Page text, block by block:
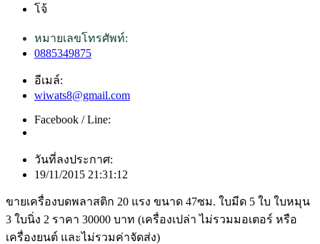
โจ้
หมายเลขโทรศัพท์:
0885349875
อีเมล์:
wiwats8@gmail.com
Facebook / Line:
วันที่ลงประกาศ:
19/11/2015 21:31:12
ขายเครื่องบดพลาสติก 20 แรง ขนาด 47ซม. ใบมีด 5 ใบ ใบหมุน
3 ใบนิ่ง 2 ราคา 30000 บาท (เครื่องเปล่า ไม่รวมมอเตอร์ หรือ
เครื่องยนต์ และไม่รวมค่าจัดส่ง)